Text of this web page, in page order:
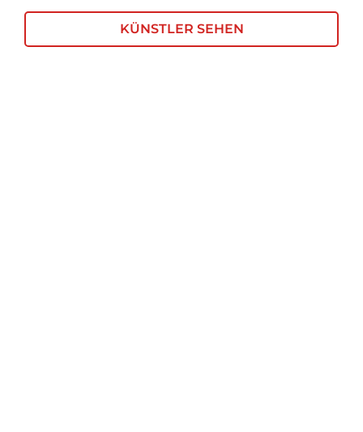
KÜNSTLER SEHEN